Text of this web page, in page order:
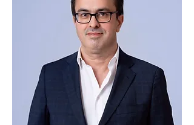
em conselhos de administração e
experiência em auditoria numa das Big
Four. Ao longo da sua carreira,
acumulou experiência na otimização
da performance financeira, na
implementação de estratégias fiscais
eficientes e na adaptação a
enquadramentos regulatórios